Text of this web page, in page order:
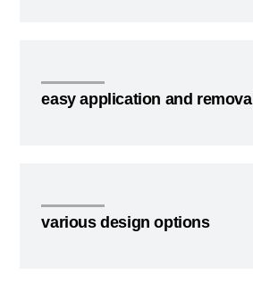
easy application and removal
various design options